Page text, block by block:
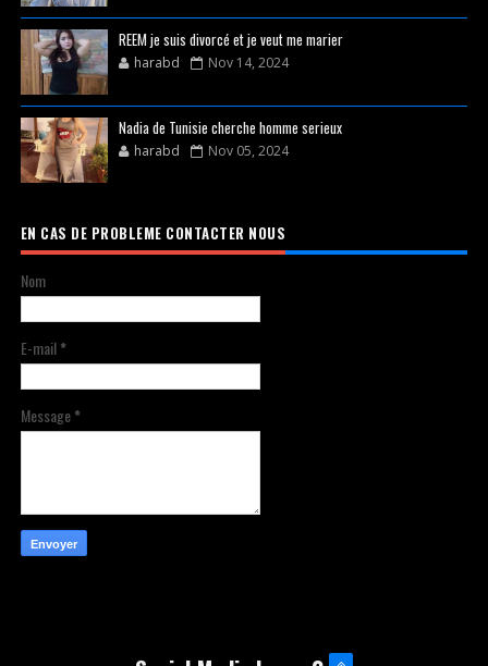
REEM je suis divorcé et je veut me marier
harabd Nov 14, 2024
Nadia de Tunisie cherche homme serieux
harabd Nov 05, 2024
EN CAS DE PROBLEME CONTACTER NOUS
Nom
E-mail*
Message*